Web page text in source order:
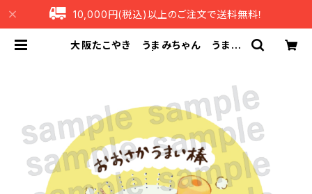
10,000円(税込)以上のご注文で送料無料！
大阪たこやき うまみちゃん うまえ